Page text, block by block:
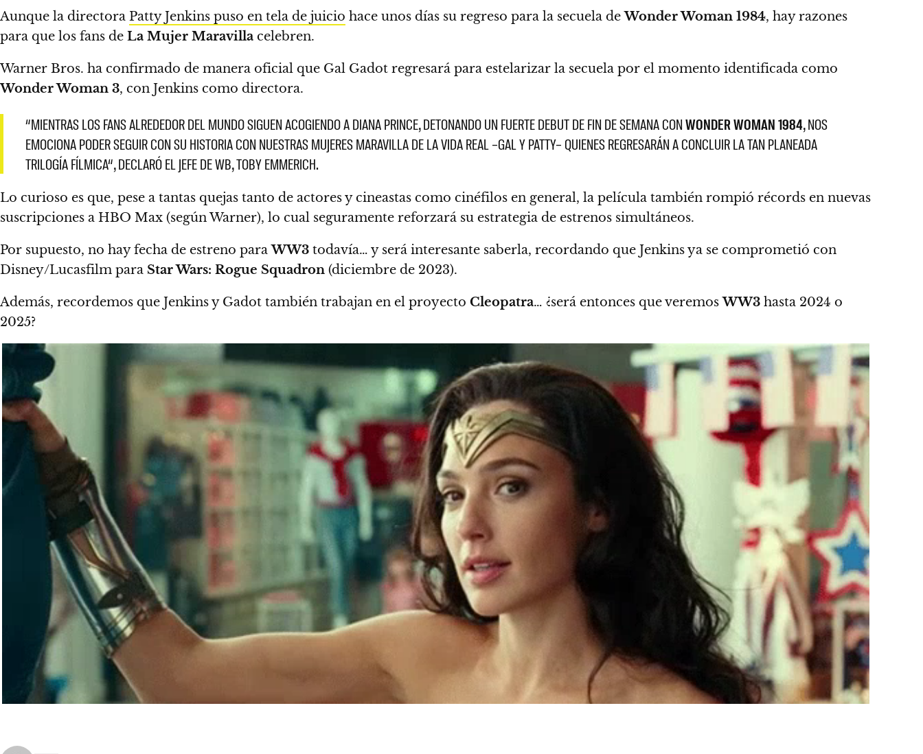
Aunque la directora Patty Jenkins puso en tela de juicio hace unos días su regreso para la secuela deWonder Woman 1984, hay razones
para que los fans de La Mujer Maravilla celebren.
Warner Bros. ha confirmado de manera oficial que Gal Gadot regresará para estelarizar la secuela por el momento identificada como
Wonder Woman 3, con Jenkins como directora.
“MIENTRAS LOS FANS ALREDEDOR DEL MUNDO SIGUEN ACOGIENDO A DIANA PRINCE, DETONANDO UN FUERTE DEBUT DE FIN DE SEMANA CONWONDER WOMAN 1984,NOS
EMOCIONA PODER SEGUIR CON SU HISTORIA CON NUESTRAS MUJERES MARAVILLA DE LA VIDA REAL ­–GAL Y PATTY– QUIENES REGRESARÁN A CONCLUIR LA TAN PLANEADA
TRILOGÍA FÍLMICA“, DECLARÓ EL JEFE DE WB, TOBY EMMERICH.
Lo curioso es que, pese a tantas quejas tanto de actores y cineastas como cinéfilos en general, la película también rompió récords en nuevas
suscripciones a HBO Max (según Warner), lo cual seguramente reforzará su estrategia de estrenos simultáneos.
Por supuesto, no hay fecha de estreno paraWW3 todavía… y será interesante saberla, recordando que Jenkins ya se comprometió con
Disney/Lucasfilm para Star Wars: Rogue Squadron (diciembre de 2023).
Además, recordemos que Jenkins y Gadot también trabajan en el proyecto Cleopatra… ¿será entonces que veremosWW3 hasta 2024 o
2025?